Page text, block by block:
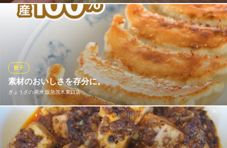
自家製の皮で丁寧に仕上げる牛肉水餃子や具材を包んで食べる春
餅など、全8種類の点心料理をお愉しみいただけます。ひとつひと
つ素材を活かした味わいのお料理を中国ビールとご一緒にご賞味
ください。
中華点心 好吃好喝
本格中華・中国酒・宴会
阪急京都線茨木市駅 徒歩2分
大阪府茨木市永代町8-30 大槻ビル1F
素材のおいしさを存分に。
ぎょうざの満洲 阪急茨木東口店
餃子
餃子の小麦粉・豚肉・野菜は国内産を100％使用 豚肉の脂身を減
らし、赤身を3割増量。 豚ひき肉は指定農場の「美保野ポーク」
を中心に、こだわりの豚肉を使用しています。